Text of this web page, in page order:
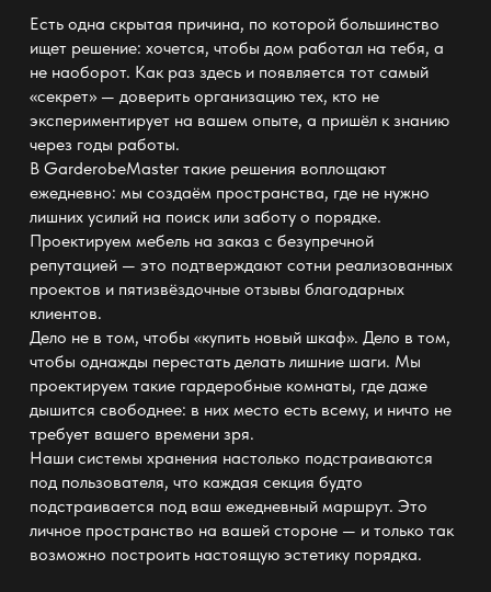
Есть одна скрытая причина, по которой большинство
ищет решение: хочется, чтобы дом работал на тебя, а
не наоборот. Как раз здесь и появляется тот самый
«секрет» — доверить организацию тех, кто не
экспериментирует на вашем опыте, а пришёл к знанию
через годы работы.
В GarderobeMasterтакие решения воплощают
ежедневно: мы создаём пространства, где не нужно
лишних усилий на поиск или заботу о порядке.
Проектируем мебель на заказ с безупречной
репутацией — это подтверждают сотни реализованных
проектов и пятизвёздочные отзывы благодарных
клиентов.
Дело не в том, чтобы «купить новый шкаф». Дело в том,
чтобы однажды перестать делать лишние шаги. Мы
проектируем такие гардеробные комнаты, где даже
дышится свободнее: в них место есть всему, и ничто не
требует вашего времени зря.
Наши системы хранения настолько подстраиваются
под пользователя, что каждая секция будто
подстраивается под ваш ежедневный маршрут. Это
личное пространство на вашей стороне — и только так
возможно построить настоящую эстетику порядка.